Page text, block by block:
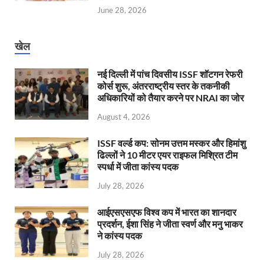
June 28, 2026
खेल
नई दिल्ली में पांच दिवसीय ISSF शॉटगन रेफरी
कोर्स शुरू, अंतरराष्ट्रीय स्तर के तकनीकी
अधिकारियों को तैयार करने पर NRAI का जोर
August 4, 2026
ISSF वर्ल्ड कप: सोनम उत्तम मस्कर और हिमांशु
ढिल्लों ने 10 मीटर एयर राइफल मिश्रित टीम
स्पर्धा में जीता कांस्य पदक
July 28, 2026
आईएसएसएफ विश्व कप में भारत का शानदार
प्रदर्शन, ईशा सिंह ने जीता स्वर्ण और मनु भाकर
ने कांस्य पदक
July 28, 2026